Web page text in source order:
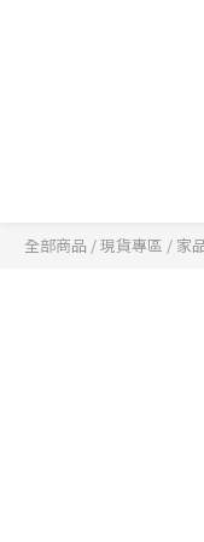
全部商品 /現貨專區 / 家